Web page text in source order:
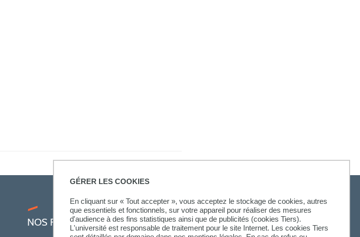
GÉRER LES COOKIES
En cliquant sur « Tout accepter », vous acceptez le stockage de cookies, autres
que essentiels et fonctionnels, sur votre appareil pour réaliser des mesures
d'audience à des fins statistiques ainsi que de publicités (cookies Tiers).
L'université est responsable de traitement pour le site Internet. Les cookies Tiers
NOS FORMATIONS